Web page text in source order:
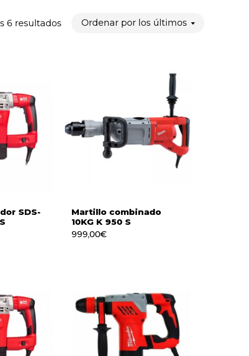
6 resultados Ordenado
Ordenar por los últimos
SDS-
€
Martillo combinado
10KG K 950 S
999,00€
999,00